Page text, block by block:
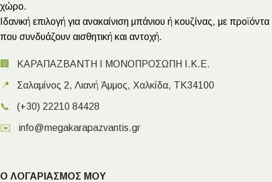
χώρο.
Ιδανική επιλογή για ανακαίνιση μπάνιου ή κουζίνας, με προϊόντα
που συνδυάζουν αισθητική και αντοχή.
🏢 ΚΑΡΑΠΑΖΒΑΝΤΗ Ι ΜΟΝΟΠΡΟΣΩΠΗ Ι.Κ.Ε.
📍 Σαλαμίνος 2, Λιανή Άμμος, Χαλκίδα, ΤΚ34100
📞 (+30) 22210 84428
✉️ info@megakarapazvantis.gr
Ο ΛΟΓΑΡΙΑΣΜΟΣ ΜΟΥ